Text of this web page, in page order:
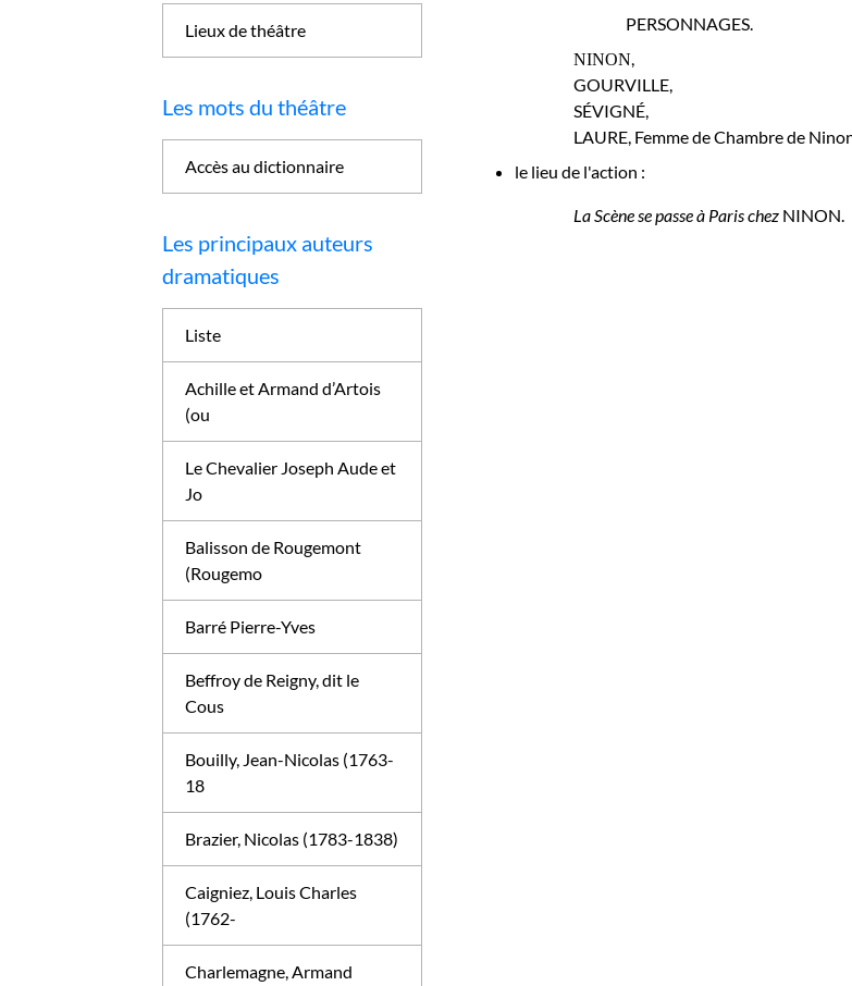
PERSONNAGES.
ΝΙΝΟΝ,
GOURVILLE,
SÉVIGNÉ,
LAURE, Femme de Chambre de
le lieu de l'action :
La Scène se passe à Paris chez NINON.
Lieux de théâtre
Les mots du théâtre
Accès au dictionnaire
Les principaux auteurs
dramatiques
Liste
Achille et Armand d’Artois
(ou
Le Chevalier Joseph Aude et
Jo
Balisson de Rougemont
(Rougemo
Barré Pierre-Yves
Beffroy de Reigny, dit le
Cous
Bouilly, Jean-Nicolas (1763-
18
Brazier, Nicolas (1783-1838)
Caigniez, Louis Charles
(1762-
Charlemagne, Armand